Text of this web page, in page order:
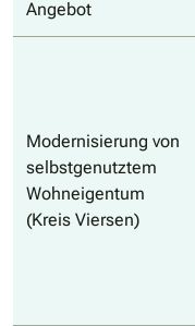
Angebot
Modernisierung von
selbstgenutztem
Wohneigentum
(Kreis Viersen)